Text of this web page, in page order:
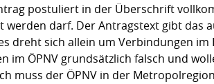
postuliert in der Überschrift
darf. Der Antragstext gibt das
dreht sich allein um Verbindungen
im ÖPNV grundsätzlich falsch und
muss der ÖPNV in der